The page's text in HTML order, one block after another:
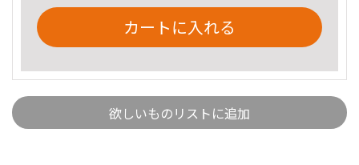
カートに入れる
欲しいものリストに追加